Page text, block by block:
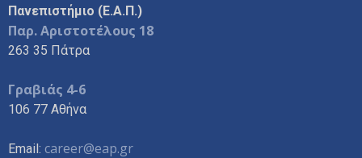
Πανεπιστήμιο (Ε.Α.Π.)
Παρ. Αριστοτέλους 18
263 35 Πάτρα
Γραβιάς 4-6
106 77 Αθήνα
Email: career@eap.gr